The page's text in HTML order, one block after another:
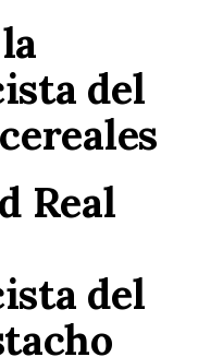
del
Real
del